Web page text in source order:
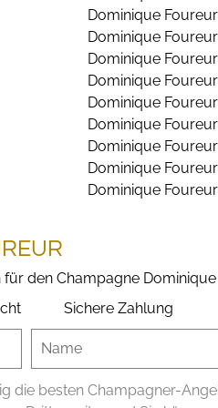
Dominique
Dominique
Dominique
Dominique
Dominique
Dominique
Dominique
Dominique
Dominique
den Champagne
Sichere Zahlung
die besten Champagner-